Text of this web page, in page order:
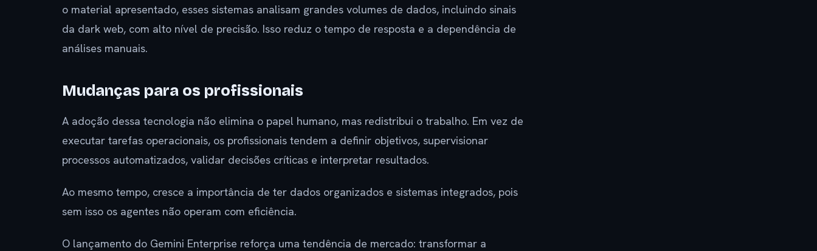
o material apresentado, esses sistemas analisam grandes volumes de dados, incluindo sinais
da dark web, com alto nível de precisão. Isso reduz o tempo de resposta e a dependência de
análises manuais.
Mudanças para os profissionais
A adoção dessa tecnologia não elimina o papel humano, mas redistribui o trabalho. Em vez de
executar tarefas operacionais, os profissionais tendem a definir objetivos, supervisionar
processos automatizados, validar decisões críticas e interpretar resultados.
Ao mesmo tempo, cresce a importância de ter dados organizados e sistemas integrados, pois
sem isso os agentes não operam com eficiência.
O lançamento do Gemini Enterprise reforça uma tendência de mercado: transformar a